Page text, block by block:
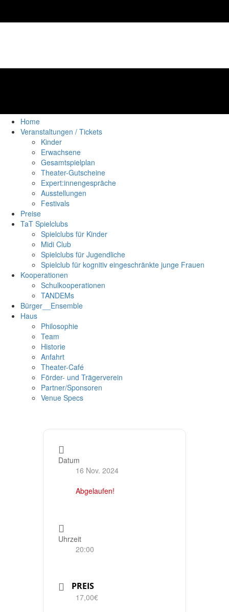
Home
Veranstaltungen / Tickets
Kinder
Erwachsene
Gesamtspielplan
Theater-Gutscheine
Expert:innengespräche
Ausstellungen
Festivals
Preise
TaT Spielclubs
Spielclubs für Kinder
Midi Club
Spielclubs für Jugendliche
Spielclub für kognitiv eingeschränkte junge Frauen
Kooperationen
Schulkooperationen
TANDEMs
Bürger__Ensemble
Haus
Philosophie
Team
Historie
Anfahrt
Theater-Café
Förder- und Trägerverein
Partner/Sponsoren
Venue Specs
Datum
16 Nov. 2024
Abgelaufen!
Uhrzeit
20:00
PREIS
17,00€